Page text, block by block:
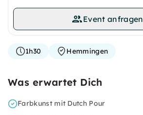
Event anfragen
1h30 Hemmingen
Was erwartet Dich
Farbkunst mit Dutch Pour